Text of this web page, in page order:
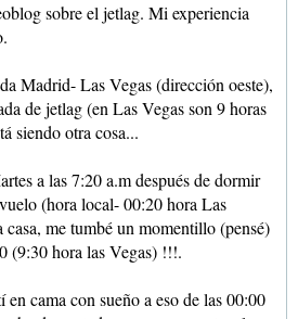
sobre el jetlag. Mi experiencia
Madrid- Las Vegas (dirección oeste),
de jetlag (en Las Vegas son 9 horas
siendo otra cosa...
a las 7:20 a.m después de dormir
(hora local- 00:20 hora Las
me tumbé un momentillo (pensé)
(9:30 hora las Vegas) !!!.
cama con sueño a eso de las 00:00